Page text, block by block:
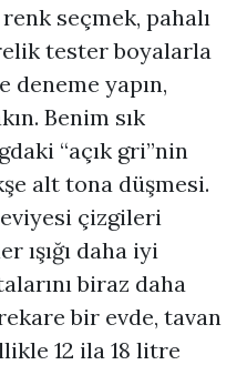
seçmek, pahalı
tester boyalarla
deneme yapın,
Benim sık
“açık gri”nin
alt tona düşmesi.
çizgileri
ışığı daha iyi
biraz daha
bir evde, tavan
12 ila 18 litre